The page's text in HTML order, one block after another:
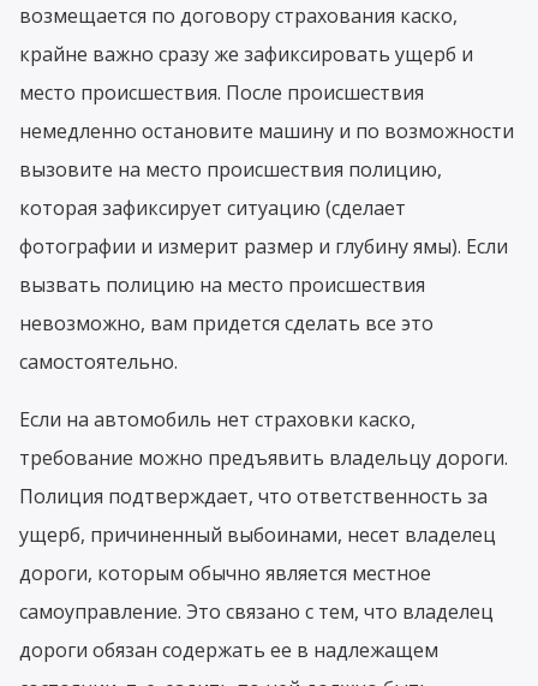
возмещается по договору страхования каско,
крайне важно сразу же зафиксировать ущерб и
место происшествия. После происшествия
немедленно остановите машину и по возможности
вызовите на место происшествия полицию,
которая зафиксирует ситуацию (сделает
фотографии и измерит размер и глубину ямы). Если
вызвать полицию на место происшествия
невозможно, вам придется сделать все это
самостоятельно.
Если на автомобиль нет страховки каско,
требование можно предъявить владельцу дороги.
Полиция подтверждает, что ответственность за
ущерб, причиненный выбоинами, несет владелец
дороги, которым обычно является местное
самоуправление. Это связано с тем, что владелец
дороги обязан содержать ее в надлежащем